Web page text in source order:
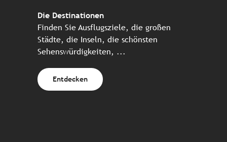
Die Destinationen
Finden Sie Ausflugsziele, die großen
Städte, die Inseln, die schönsten
Sehenswürdigkeiten, ...
Entdecken